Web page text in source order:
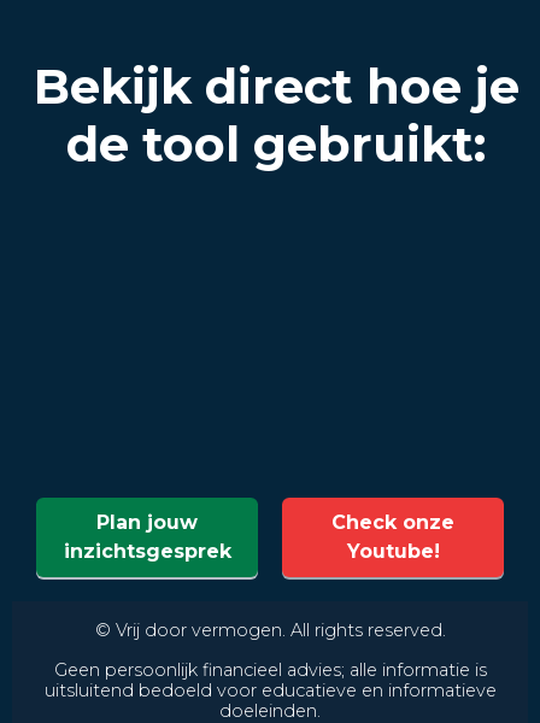
Bekijk direct hoe je
de tool gebruikt:
Plan jouw
inzichtsgesprek
Check onze
Youtube!
© Vrij door vermogen. All rights reserved.
Geen persoonlijk financieel advies; alle informatie is
uitsluitend bedoeld voor educatieve en informatieve
doeleinden.